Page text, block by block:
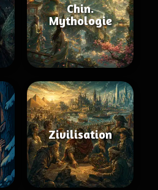
Chin.
Mythologie
Zivilisation